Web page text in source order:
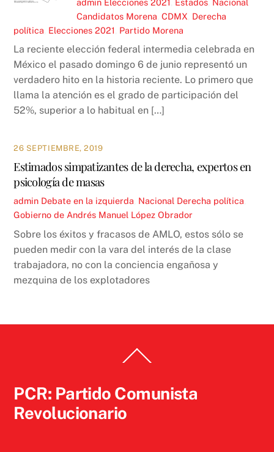
Candidatos Morena ,CDMX Derecha
política Elecciones 2021 Partido Morena
La reciente elección federal intermedia celebrada en
México el pasado domingo 6 de junio representó un
verdadero hito en la historia reciente. Lo primero que
llama la atención es el grado de participación del
52%, superior a lo habitual en […]
26 SEPTIEMBRE, 2019
Estimados simpatizantes de la derecha, expertos en
psicología de masas
admin Debate en la izquierda Nacional Derecha política
Gobierno de Andrés Manuel López Obrador
Sobre los éxitos y fracasos de AMLO, estos sólo se
pueden medir con la vara del interés de la clase
trabajadora, no con la conciencia engañosa y
mezquina de los explotadores
To
PCR: Partido Comunista
Revolucionario